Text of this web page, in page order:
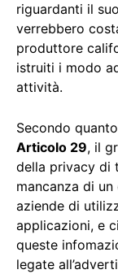
riguardanti il
verrebbero
produttore
istruiti i modo
attività.
Secondo quanto
Articolo 29, il
della privacy di
mancanza di
aziende di
applicazioni, e
queste
legate